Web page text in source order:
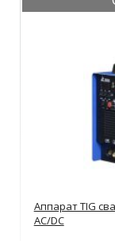
Аппарат TIG
AC/DC